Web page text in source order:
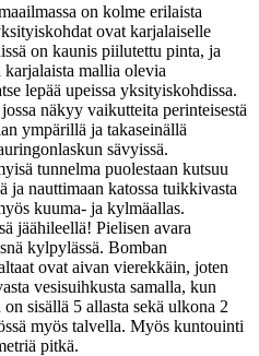
on kolme erilaista
ovat karjalaiselle
on kaunis piilutettu pinta, ja
mallia olevia
lepää upeissa yksityiskohdissa.
näkyy vaikutteita perinteisestä
ympärillä ja takaseinällä
sävyissä.
tunnelma puolestaan kutsuu
ja nauttimaan katossa tuikkivasta
kuuma- ja kylmäallas.
jäähileellä! Pielisen avara
kylpylässä. Bomban
ovat aivan vierekkäin, joten
vesisuihkusta samalla, kun
sisällä 5 allasta sekä ulkona 2
myös talvella. Myös kuntouinti
pitkä.